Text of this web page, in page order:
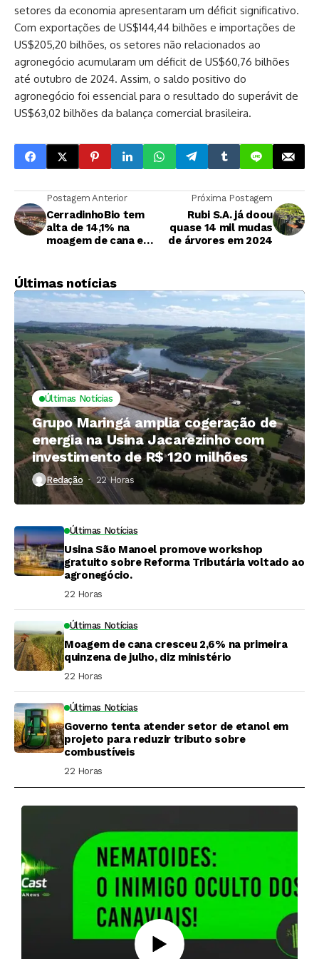
setores da economia apresentaram um déficit significativo.
Com exportações de US$144,44 bilhões e importações de
US$205,20 bilhões, os setores não relacionados ao
agronegócio acumularam um déficit de US$60,76 bilhões
até outubro de 2024. Assim, o saldo positivo do
agronegócio foi essencial para o resultado do superávit de
US$63,02 bilhões da balança comercial brasileira.
Postagem Anterior
CerradinhoBio tem
alta de 14,1% na
moagem de cana e
financeiros
Próxima Postagem
Rubi S.A. já doou
quase 14 mil mudas
de árvores em 2024
Últimas notícias
Últimas Notícias
Grupo Maringá amplia cogeração de
energia na Usina Jacarezinho com
investimento de R$ 120 milhões
Redação 22 Horas ⁮
Últimas Notícias
Usina São Manoel promove workshop
gratuito sobre Reforma Tributária voltado ao
agronegócio.
22 Horas ⁮
Últimas Notícias
Moagem de cana cresceu 2,6% na primeira
quinzena de julho, diz ministério
22 Horas ⁮
Últimas Notícias
Governo tenta atender setor de etanol em
projeto para reduzir tributo sobre
combustíveis
22 Horas ⁮